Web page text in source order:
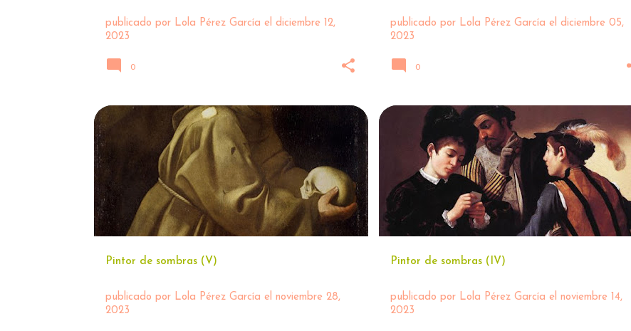
publicado por Lola Pérez García el diciembre 12,
2023
0
publicado por Lola Pérez García el diciembre 05,
2023
0
Pintor de sombras (V)
publicado por Lola Pérez García el noviembre 28,
2023
CARAVAGGIO 🖌
Pintor de sombras (IV)
publicado por Lola Pérez García el noviembre 14,
2023
CARAVAGGIO 🖌 +1